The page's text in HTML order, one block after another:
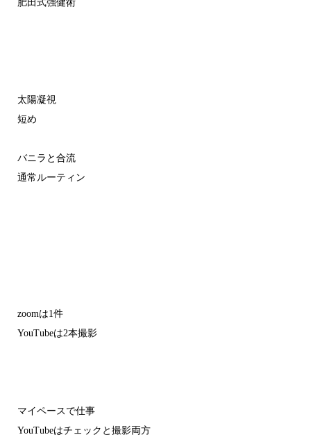
肥田式強健術
太陽凝視
短め
バニラと合流
通常ルーティン
zoomは1件
YouTubeは2本撮影
マイペースで仕事
YouTubeはチェックと撮影両方